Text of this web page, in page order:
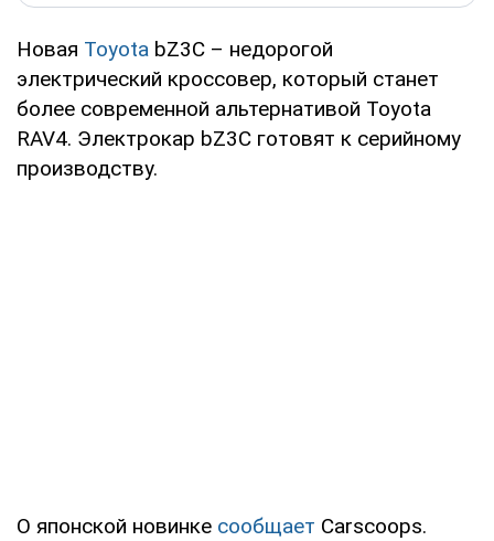
Новая Toyota bZ3C – недорогой
электрический кроссовер, который станет
более современной альтернативой Toyota
RAV4. Электрокар bZ3C готовят к серийному
производству.
О японской новинке сообщает Carscoops.